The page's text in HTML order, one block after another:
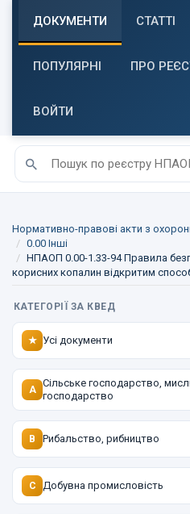
ДОКУМЕНТИ СТАТТІ
ПОПУЛЯРНІ ПРО
ВОЙТИ
Нормативно-правові акти з
0.00 Інші
НПАОП 0.00-1.33-94 Правила
корисних копалин відкритим
КАТЕГОРІЇ ЗА КВЕД
★ Усі документи
A
Сільське господарство,
господарство
B Рибальство, рибництво
C Добувна промисловість